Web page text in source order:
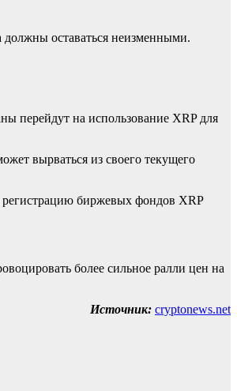
должны оставаться неизменными.
перейдут на использование XRP для
вырваться из своего текущего
регистрацию биржевых фондов XRP
более сильное ралли цен на
Источник: cryptonews.net